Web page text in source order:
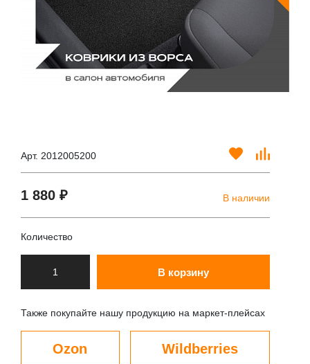
Арт. 2012005200
1 880 ₽ В наличии
Количество
В корзину
Также покупайте нашу продукцию на маркет-плейсах
Ozon Wildberries